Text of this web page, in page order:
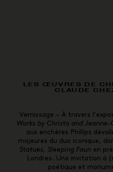
LES ŒUVRES DE
CLAUDE
Vernissage – À travers
Works by Christo and Jeanne-
aux enchères Phillips
majeures du duo iconique,
Statues, Sleeping Faun en
Londres. Une invitation à
poétique et